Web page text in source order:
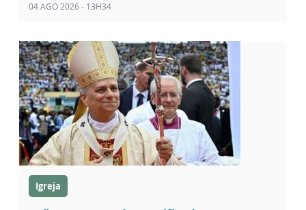
04 AGO 2026 - 13H34
Igreja